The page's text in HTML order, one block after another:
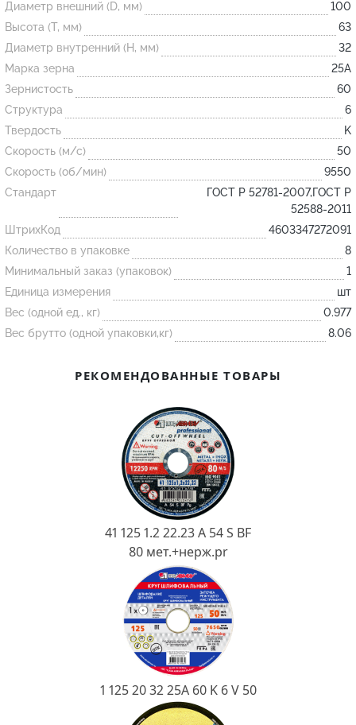
Огнеупорные
изделия
Скачать каталог
Тигель
Муфель
Черпак
Шербер
Трубка
Стержень
Пробка
Подставка
Лодочка
Контакт
Огнеупорная SiC смесь
Диаметр внешний (D, мм)
100
Высота (T, мм)
63
Диаметр внутренний (H, мм)
32
Марка зерна
25А
Зернистость
60
Структура
6
Твердость
K
Скорость (м/с)
50
Скорость (об/мин)
9550
Стандарт
ГОСТ Р 52781-2007,ГОСТ Р
52588-2011
ШтрихКод
4603347272091
Количество в упаковке
8
Минимальный заказ (упаковок)
1
Единица измерения
шт
Вес (одной ед., кг)
0.977
Вес брутто (одной упаковки,кг)
8.06
РЕКОМЕНДОВАННЫЕ ТОВАРЫ
41 125 1.2 22.23 A 54 S BF
80 мет.+нерж.pr
1 125 20 32 25А 60 K 6 V 50